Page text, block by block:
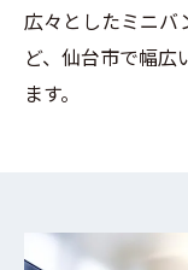
広々としたミニバ
ど、仙台市で幅広
ます。